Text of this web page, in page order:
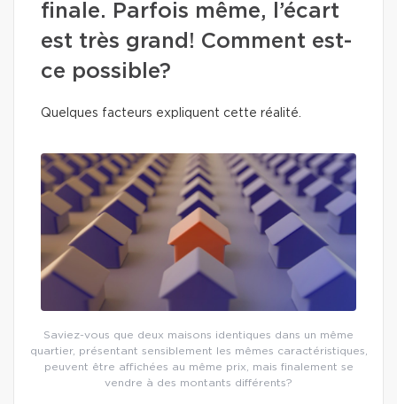
finale. Parfois même, l’écart
est très grand! Comment est-
ce possible?
Quelques facteurs expliquent cette réalité.
Saviez-vous que deux maisons identiques dans un même
quartier, présentant sensiblement les mêmes caractéristiques,
peuvent être affichées au même prix, mais finalement se
vendre à des montants différents?